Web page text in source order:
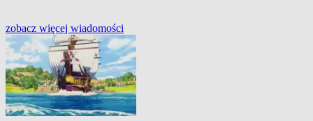
zobacz więcej wiadomości